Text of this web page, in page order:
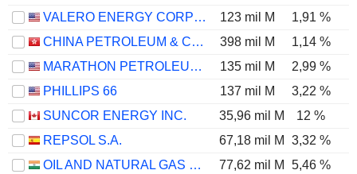
VALERO ENERGY CORPORATION
123 mil M 1,91 %
CHINA PETROLEUM & CHEMICAL CORPORATION
398 mil M 1,14 %
MARATHON PETROLEUM CORPORATION
135 mil M 2,99 %
PHILLIPS 66
137 mil M 3,22 %
SUNCOR ENERGY INC.
35,96 mil M 12 %
REPSOL S.A.
67,18 mil M 3,32 %
OIL AND NATURAL GAS CORPORATION LIMITED
77,62 mil M 5,46 %